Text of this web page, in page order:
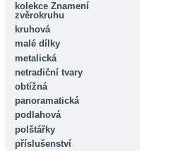
kolekce Znamení
zvěrokruhu
kruhová
malé dílky
metalická
netradiční tvary
obtížná
panoramatická
podlahová
polštářky
příslušenství